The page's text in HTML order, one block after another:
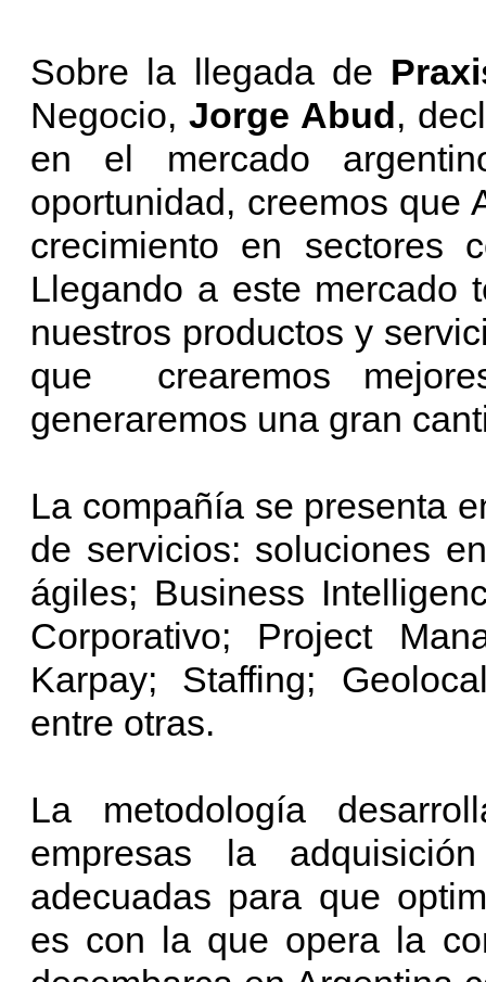
Sobre la llegada de
Negocio, Jorge Abud,
en el mercado
oportunidad, creemos que
crecimiento en sectores
Llegando a este mercado
nuestros productos y
que crearemos
generaremos una gran
La compañía se presenta
de servicios: soluciones
ágiles; Business
Corporativo; Project
Karpay; Staffing;
entre otras.
La metodología
empresas la
adecuadas para que
es con la que opera la